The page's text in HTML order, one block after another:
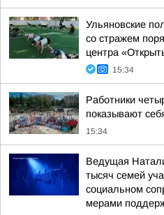
Ульяновские
со стражем
центра
15:34
Работники
показывают
15:34
Ведущая
тысяч семей
социальном
мерами